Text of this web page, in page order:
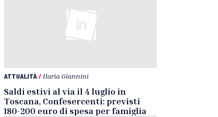
ATTUALITÀ/ Ilaria Giannini
Saldi estivi al via il 4 luglio in
Toscana, Confesercenti: previsti
180-200 euro di spesa per famiglia